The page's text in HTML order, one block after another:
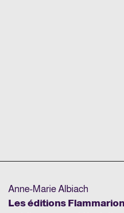
Anne-Marie Albiach
Les éditions